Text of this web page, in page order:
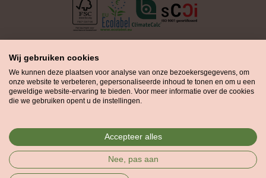
Groenprint is onderdeel van dePrintvisie Groep
van de certificering van Printvisie voor drukwerk geproduceerd in
de Printvisie drukkerij.
Copyright © 2012-2026 Groenprint.nl
Wij gebruiken cookies
We kunnen deze plaatsen voor analyse van onze bezoekersgegevens, om
onze website te verbeteren, gepersonaliseerde inhoud te tonen en om u een
geweldige website-ervaring te bieden. Voor meer informatie over de cookies
die we gebruiken opent u de instellingen.
Accepteer alles
Nee, pas aan